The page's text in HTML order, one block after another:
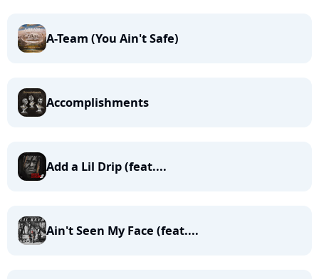
A-Team (You Ain't Safe)
Accomplishments
Add a Lil Drip (feat....
Ain't Seen My Face (feat....